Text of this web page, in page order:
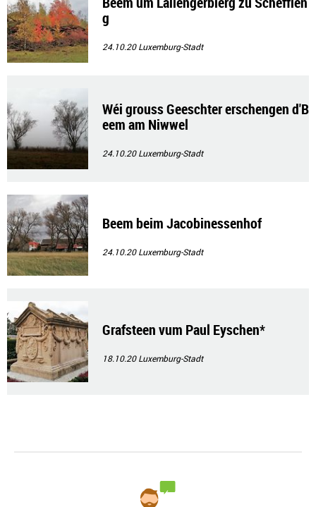
g
24.10.20Luxemburg-Stadt
Wéi grouss Geeschter erschengen d'B
eem am Niwwel
24.10.20Luxemburg-Stadt
Beem beim Jacobinessenhof
24.10.20Luxemburg-Stadt
Grafsteen vum Paul Eyschen*
18.10.20Luxemburg-Stadt